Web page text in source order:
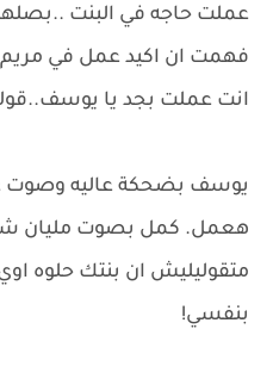
عملت حاجه في البنت
فهمت ان اكيد عمل في
انت عملت بجد يا
يوسف بضحكة عاليه
هعمل. كمل بصوت مليان
متقوليليش ان بنتك حلوه
بنفسي!